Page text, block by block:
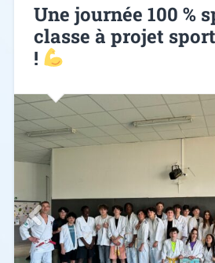
Une journée 100 %
classe à projet
!